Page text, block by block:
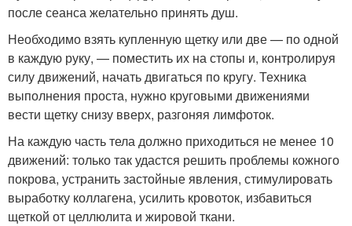
после сеанса желательно принять душ.
Необходимо взять купленную щетку или две — по одной
в каждую руку, — поместить их на стопы и, контролируя
силу движений, начать двигаться по кругу. Техника
выполнения проста, нужно круговыми движениями
вести щетку снизу вверх, разгоняя лимфоток.
На каждую часть тела должно приходиться не менее 10
движений: только так удастся решить проблемы кожного
покрова, устранить застойные явления, стимулировать
выработку коллагена, усилить кровоток, избавиться
щеткой от целлюлита и жировой ткани.